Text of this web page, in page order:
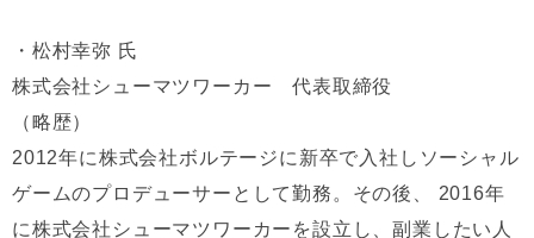
・松村幸弥 氏
株式会社シューマツワーカー 代表取締役
（略歴）
2012年に株式会社ボルテージに新卒で入社しソーシャル
ゲームのプロデューサーとして勤務。その後、 2016年
に株式会社シューマツワーカーを設立し、副業したい人